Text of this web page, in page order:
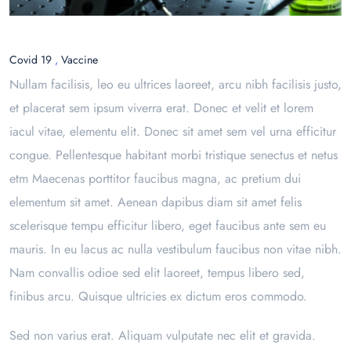
Covid 19 , Vaccine
Nullam facilisis, leo eu ultrices laoreet, arcu nibh facilisis justo,
et placerat sem ipsum viverra erat. Donec et velit et lorem
iacul vitae, elementu elit. Donec sit amet sem vel urna efficitur
congue. Pellentesque habitant morbi tristique senectus et netus
etm Maecenas porttitor faucibus magna, ac pretium dui
elementum sit amet. Aenean dapibus diam sit amet felis
scelerisque tempu efficitur libero, eget faucibus ante sem eu
mauris. In eu lacus ac nulla vestibulum faucibus non vitae nibh.
Nam convallis odioe sed elit laoreet, tempus libero sed,
finibus arcu. Quisque ultricies ex dictum eros commodo.
Sed non varius erat. Aliquam vulputate nec elit et gravida.